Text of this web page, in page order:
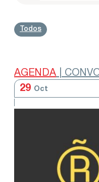
Todos
AGENDA |
29 Oct